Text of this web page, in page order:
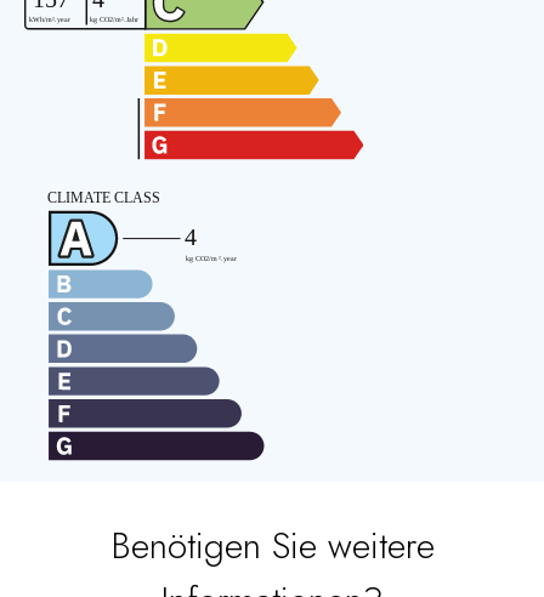
Benötigen Sie weitere